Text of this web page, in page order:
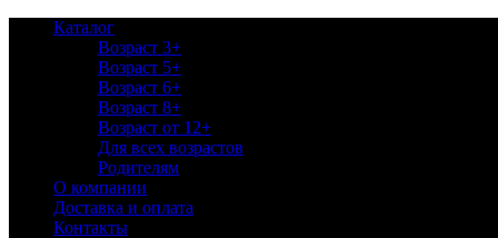
Каталог
Возраст 3+
Возраст 5+
Возраст 6+
Возраст 8+
Возраст от 12+
Для всех возрастов
Родителям
О компании
Доставка и оплата
Контакты